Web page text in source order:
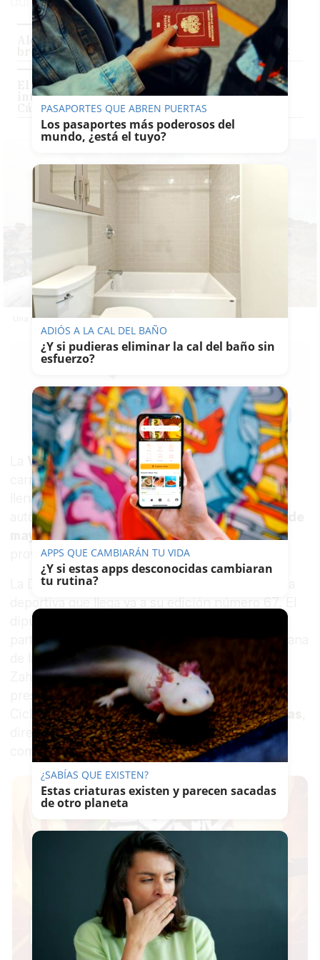
Alcalá de los Gazules y Barbate pondrán el
broche a la Vuelta Ciclista a Andalucía de 2018
El Mito, la primera carrera ciclista
intercontinental del mundo para descubrir
Cádiz y Málaga
Una vuelta ciclista en una imagen de archivo.
12/05/2021Actualizado: 12/05/2021 - 16:07
Facebook
X WhatsApp
Copy
Link
Guardar 0
Vuelta Ciclista a Andalucía Ruta del Sol,
carrera internacional UCI ProSeries, volverá a
llenar de color las carreteras de la comunidad
autónomaentre los días 18 y 22 de este mes de
mayo. Y de nuevo el pelotón pasará por la
provincia de Cádiz.
La Diputación colabora un año más con esta cita
deportiva que llega ya a su edición número 67. El
diputado de Deportes,
participado en la presentación de la etapa gaditana
de la Vuelta. Le han acompañado el alcalde de
Zahara de la Sierra,Santiago Galván ; el
presidente de la Federación Andaluza de
Ciclismo,Manuel Rodríguez; yJoaquín Cuevas
director de la empresa organizadora de la
competición, Deporinter.
PASAPORTES QUE ABREN PUERTAS
Los pasaportes más poderosos del
mundo, ¿está el tuyo?
ADIÓS A LA CAL DEL BAÑO
¿Y si pudieras eliminar la cal del baño sin
esfuerzo?
APPS QUE CAMBIARÁN TU VIDA
¿Y si estas apps desconocidas cambiaran
tu rutina?
¿SABÍAS QUE EXISTEN?
Estas criaturas existen y parecen sacadas
de otro planeta